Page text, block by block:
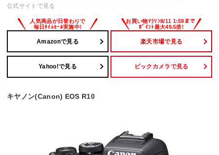
公式サイトで見る
Amazonで見る 楽天市場で見る
Yahoo!で見る ビックカメラで見る
キヤノン(Canon) EOS R10